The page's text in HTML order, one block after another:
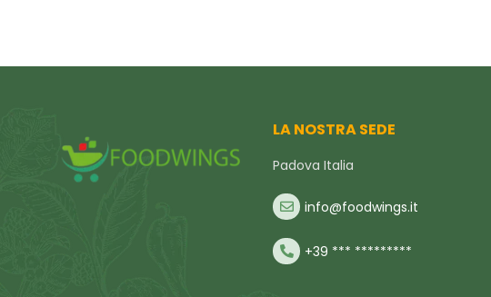
LA NOSTRA SEDE
Padova Italia
info@foodwings.it
+39 *** *********